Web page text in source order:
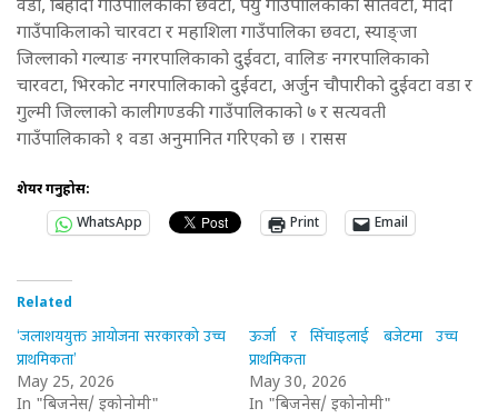
वडा, बिहादी गाउँपालिकाको छवटा, पैयु गाउँपालिकाको सातवटा, मोदी
गाउँपाकिलाको चारवटा र महाशिला गाउँपालिका छवटा, स्याङ्जा
जिल्लाको गल्याङ नगरपालिकाको दुईवटा, वालिङ नगरपालिकाको
चारवटा, भिरकोट नगरपालिकाको दुईवटा, अर्जुन चौपारीको दुईवटा वडा र
गुल्मी जिल्लाको कालीगण्डकी गाउँपालिकाको ७ र सत्यवती
गाउँपालिकाको १ वडा अनुमानित गरिएको छ । रासस
शेयर गर्नुहोस:
WhatsApp
Print Email
Related
‘जलाशययुक्त आयोजना सरकारको उच्च
प्राथमिकता’
May 25, 2026
In "बिजनेस/ इकोनोमी"
ऊर्जा र सिँचाइलाई बजेटमा उच्च
प्राथमिकता
May 30, 2026
In "बिजनेस/ इकोनोमी"